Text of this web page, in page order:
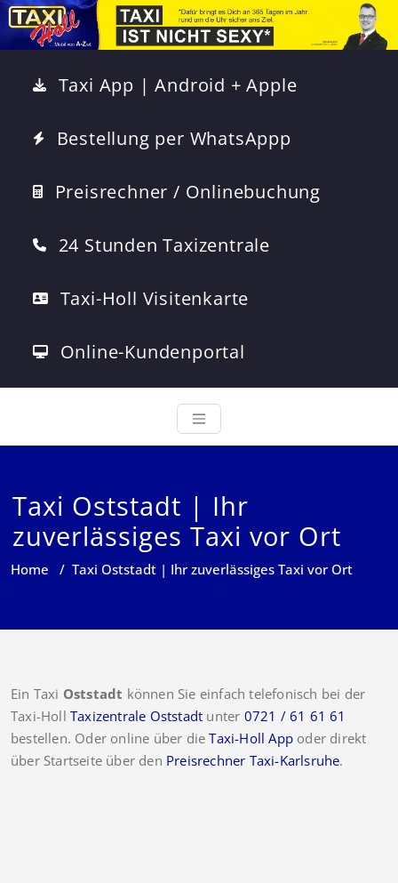
Taxi App | Android + Apple
Bestellung per WhatsAppp
Preisrechner / Onlinebuchung
24 Stunden Taxizentrale
Taxi-Holl Visitenkarte
Online-Kundenportal
Taxi Oststadt | Ihr
zuverlässiges Taxi vor Ort
Home / Taxi Oststadt | Ihr zuverlässiges Taxi vor Ort
Ein Taxi Oststadt können Sie einfach telefonisch bei der
Taxi-Holl Taxizentrale Oststadt unter 0721 / 61 61 61
bestellen. Oder online über dieTaxi-Holl App oder direkt
über Startseite über den Preisrechner Taxi-Karlsruhe.